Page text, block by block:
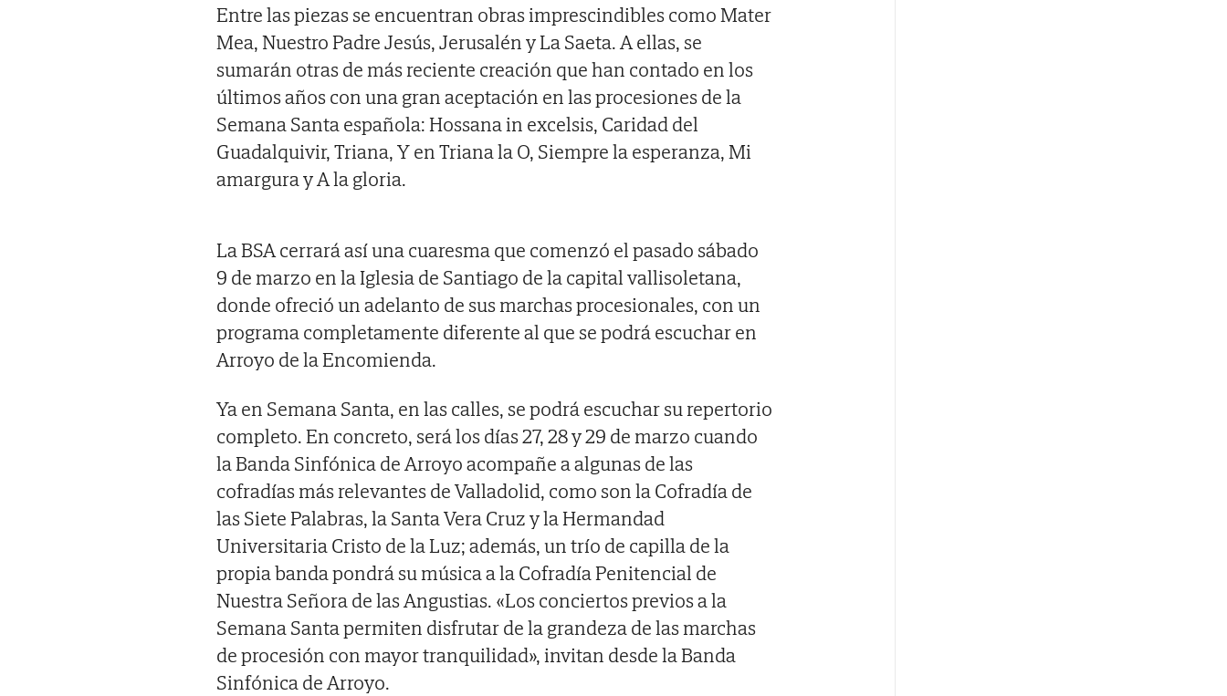
Entre las piezas se encuentran obras imprescindibles como Mater
Mea, Nuestro Padre Jesús, Jerusalén y La Saeta. A ellas, se
sumarán otras de más reciente creación que han contado en los
últimos años con una gran aceptación en las procesiones de la
Semana Santa española: Hossana in excelsis, Caridad del
Guadalquivir, Triana, Y en Triana la O, Siempre la esperanza, Mi
amargura y A la gloria.
La BSA cerrará así una cuaresma que comenzó el pasado sábado
9 de marzo en la Iglesia de Santiago de la capital vallisoletana,
donde ofreció un adelanto de sus marchas procesionales, con un
programa completamente diferente al que se podrá escuchar en
Arroyo de la Encomienda.
Ya en Semana Santa, en las calles, se podrá escuchar su repertorio
completo. En concreto, será los días 27, 28 y 29 de marzo cuando
la Banda Sinfónica de Arroyo acompañe a algunas de las
cofradías más relevantes de Valladolid, como son la Cofradía de
las Siete Palabras, la Santa Vera Cruz y la Hermandad
Universitaria Cristo de la Luz; además, un trío de capilla de la
propia banda pondrá su música a la Cofradía Penitencial de
Nuestra Señora de las Angustias. «Los conciertos previos a la
Semana Santa permiten disfrutar de la grandeza de las marchas
de procesión con mayor tranquilidad», invitan desde la Banda
Sinfónica de Arroyo.